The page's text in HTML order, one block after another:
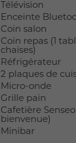
Télévision
Enceinte
Coin salon
Coin repas (1
chaises)
Réfrigérateur
2 plaques de
Micro-onde
Grille pain
Cafetière
bienvenue)
Minibar